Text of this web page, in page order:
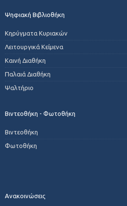
Ψηφιακή Βιβλιοθήκη
Κηρύγματα Κυριακών
Λειτουργικά Κείμενα
Καινή Διαθήκη
Παλαιά Διαθήκη
Ψαλτήριο
Βιντεοθήκη - Φωτοθήκη
Βιντεοθήκη
Φωτοθήκη
Ανακοινώσεις